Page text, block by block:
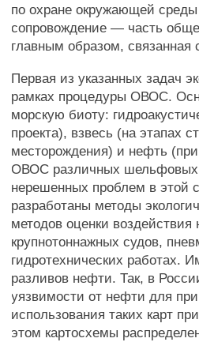
по охране окружающей
сопровождение — часть
главным образом,
Первая из указанных задач
рамках процедуры ОВОС.
морскую биоту:
проекта), взвесь (на этапах
месторождения) и нефть
ОВОС различных шельфовых
нерешенных проблем в этой
разработаны методы
методов оценки
крупнотоннажных судов,
гидротехнических работах.
разливов нефти. Так, в
уязвимости от нефти для
использования таких карт
этом картосхемы